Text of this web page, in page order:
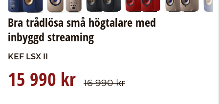
Bra trådlösa små högtalare med
inbyggd streaming
KEF LSX II
15 990 kr 16 990 kr